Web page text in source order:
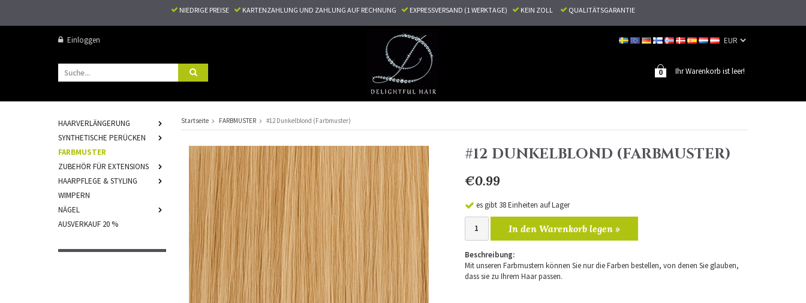
NIEDRIGE PREISE KARTENZAHLUNG UND ZAHLUNG AUF RECHNUNG EXPRESSVERSAND (1 WERKTAGE) KEIN ZOLL QUALITÄTSGARANTIE
Einloggen
Ihr Warenkorb ist leer!
0
HAARVERLÄNGERUNG
SYNTHETISCHE PERÜCKEN
FARBMUSTER
ZUBEHÖR FÜR EXTENSIONS
HAARPFLEGE & STYLING
WIMPERN
NÄGEL
AUSVERKAUF 20 %
Startseite FARBMUSTER #12 Dunkelblond (Farbmuster)
#12 DUNKELBLOND (FARBMUSTER)
€0.99
es gibt 38 Einheiten auf Lager
In den Warenkorb legen »
Beschreibung:
Mit unseren Farbmustern können Sie nur die Farben bestellen, von denen Sie glauben,
dass sie zu Ihrem Haar passen.